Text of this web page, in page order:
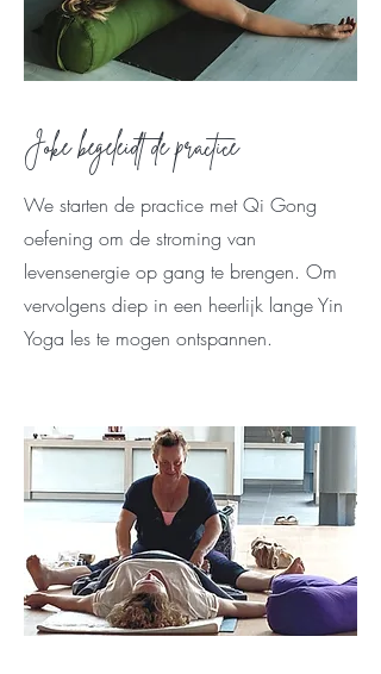
Joke begeleidt de practice
We starten de practice met Qi Gong
oefening om de stroming van
levensenergie op gang te brengen. Om
vervolgens diep in een heerlijk lange Yin
Yoga les te mogen ontspannen.